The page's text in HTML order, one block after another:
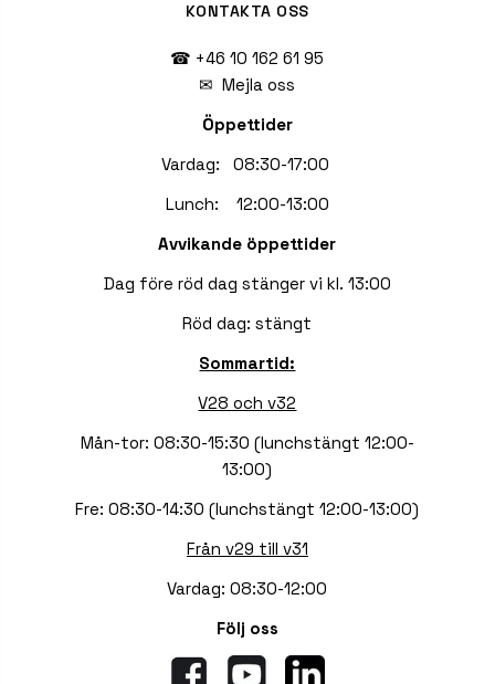
KONTAKTA OSS
☎ +46 10 162 61 95
✉Mejla oss
Öppettider
Vardag: 08:30-17:00
Lunch: 12:00-13:00
Avvikande öppettider
Dag före röd dag stänger vi kl. 13:00
Röd dag: stängt
Sommartid:
V28 och v32
Mån-tor: 08:30-15:30 (lunchstängt 12:00-
13:00)
Fre: 08:30-14:30 (lunchstängt 12:00-13:00)
Från v29 till v31
Vardag: 08:30-12:00
Följ oss